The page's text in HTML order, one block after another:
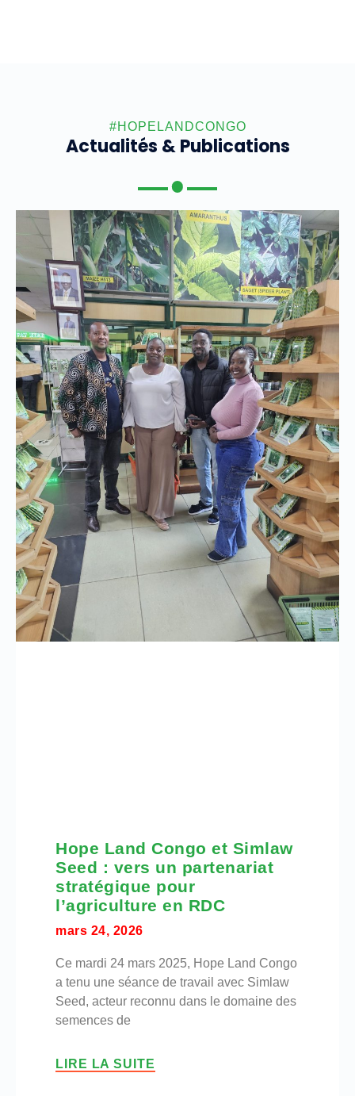
#HOPELANDCONGO
Actualités & Publications
Hope Land Congo et Simlaw
Seed : vers un partenariat
stratégique pour
l’agriculture en RDC
mars 24, 2026
Ce mardi 24 mars 2025, Hope Land Congo
a tenu une séance de travail avec Simlaw
Seed, acteur reconnu dans le domaine des
semences de
LIRE LA SUITE